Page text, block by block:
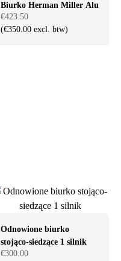
Biurko Herman Miller Alu
€423.50
(€350.00 excl. btw)
Odnowione biurko
stojąco-siedzące 1 silnik
€300.00